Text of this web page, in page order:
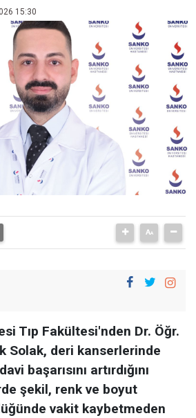
15:30
Tıp Fakültesi'nden Dr. Öğr.
Solak, deri kanserlerinde
başarısını artırdığını
şekil, renk ve boyut
vakit kaybetmeden